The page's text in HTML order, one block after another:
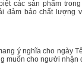
các sản phẩm
đảm bảo chất lượng
ý nghĩa cho ngày
muốn cho người nhận